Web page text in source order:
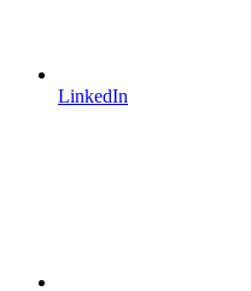
LinkedIn